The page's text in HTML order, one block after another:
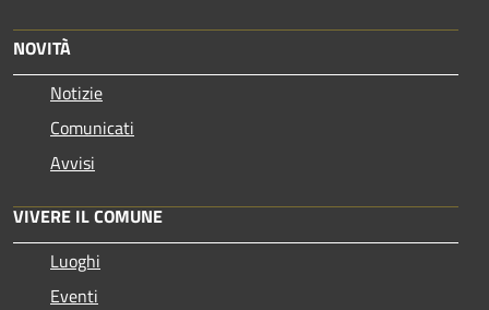
NOVITÀ
Notizie
Comunicati
Avvisi
VIVERE IL COMUNE
Luoghi
Eventi